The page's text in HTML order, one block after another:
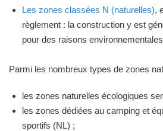
Les zones classées N (naturelles),
règlement : la construction y est
pour des raisons
Parmi les nombreux types de zones
les zones naturelles écologiques
les zones dédiées au camping et
sportifs (NL) ;